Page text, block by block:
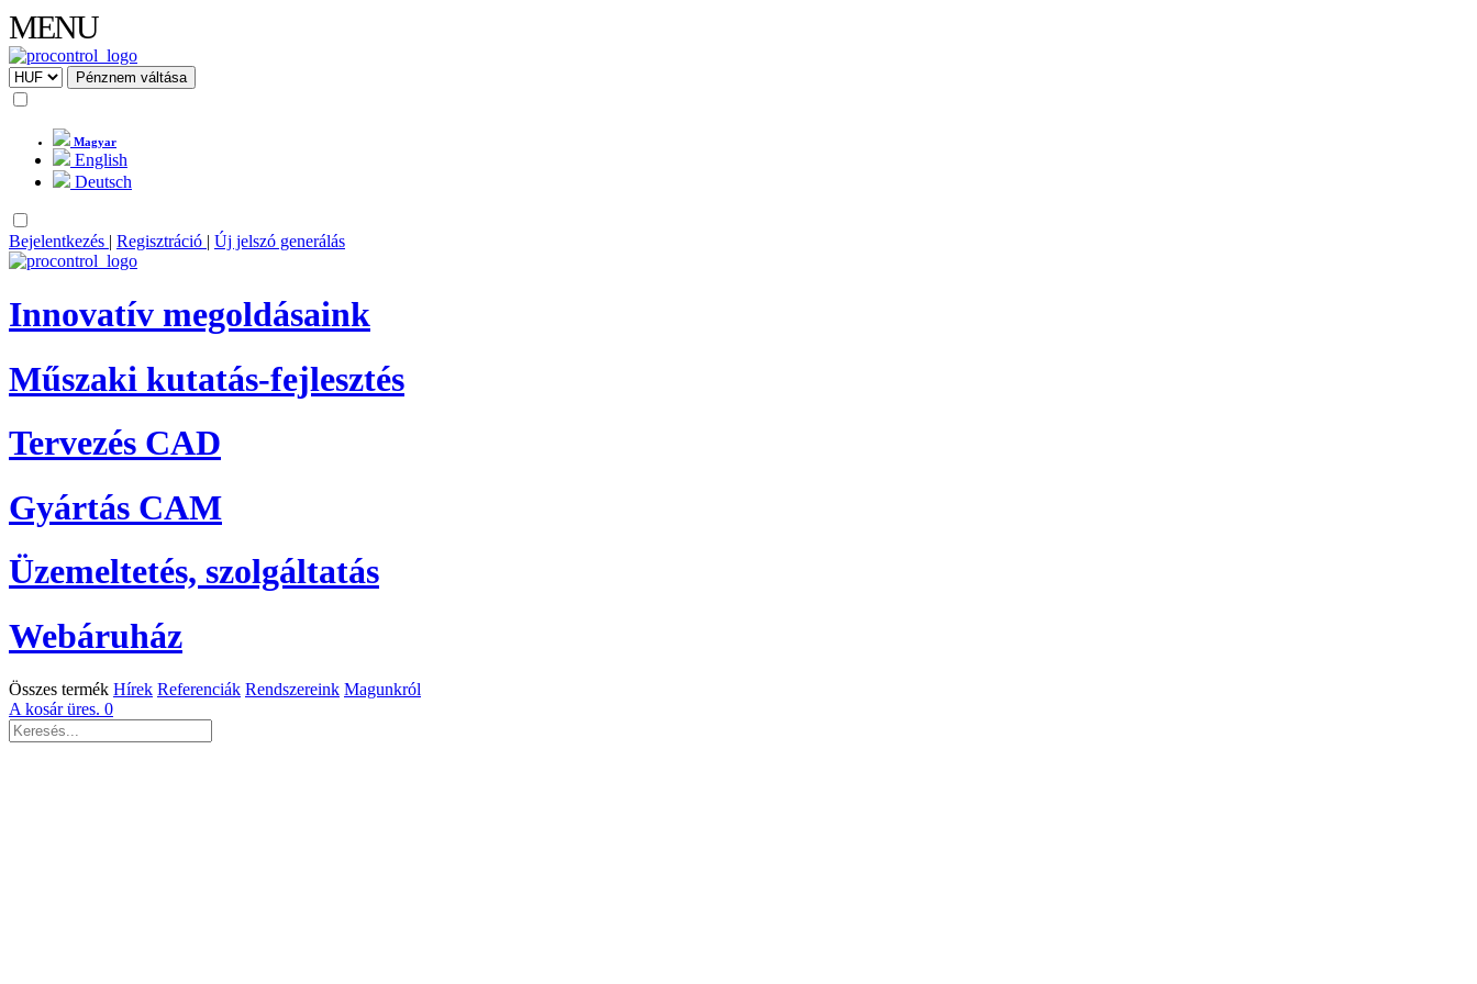
MENU
Magyar
English
Deutsch
Bejelentkezés | Regisztráció | Új jelszó generálás
Innovatív megoldásaink
Műszaki kutatás-fejlesztés
Tervezés CAD
Gyártás CAM
Üzemeltetés, szolgáltatás
Webáruház
Összes termék Hírek Referenciák Rendszereink Magunkról
A kosár üres. 0